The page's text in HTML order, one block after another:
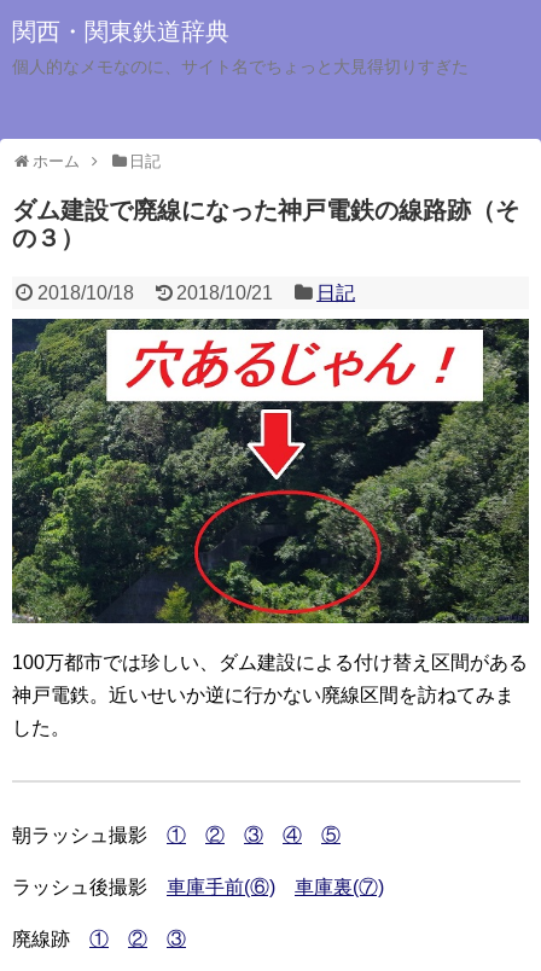
関西・関東鉄道辞典
個人的なメモなのに、サイト名でちょっと大見得切りすぎた
ホーム 日記
ダム建設で廃線になった神戸電鉄の線路跡（そ
の３）
2018/10/18 2018/10/21 日記
100万都市では珍しい、ダム建設による付け替え区間がある
神戸電鉄。近いせいか逆に行かない廃線区間を訪ねてみま
した。
朝ラッシュ撮影 ① ② ③ ④ ⑤
ラッシュ後撮影 車庫手前(⑥) 車庫裏(⑦)
廃線跡 ① ② ③